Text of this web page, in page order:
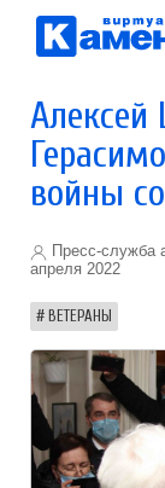
войны
Пресс-служба
апреля 2022
ВЕТЕРАНЫ